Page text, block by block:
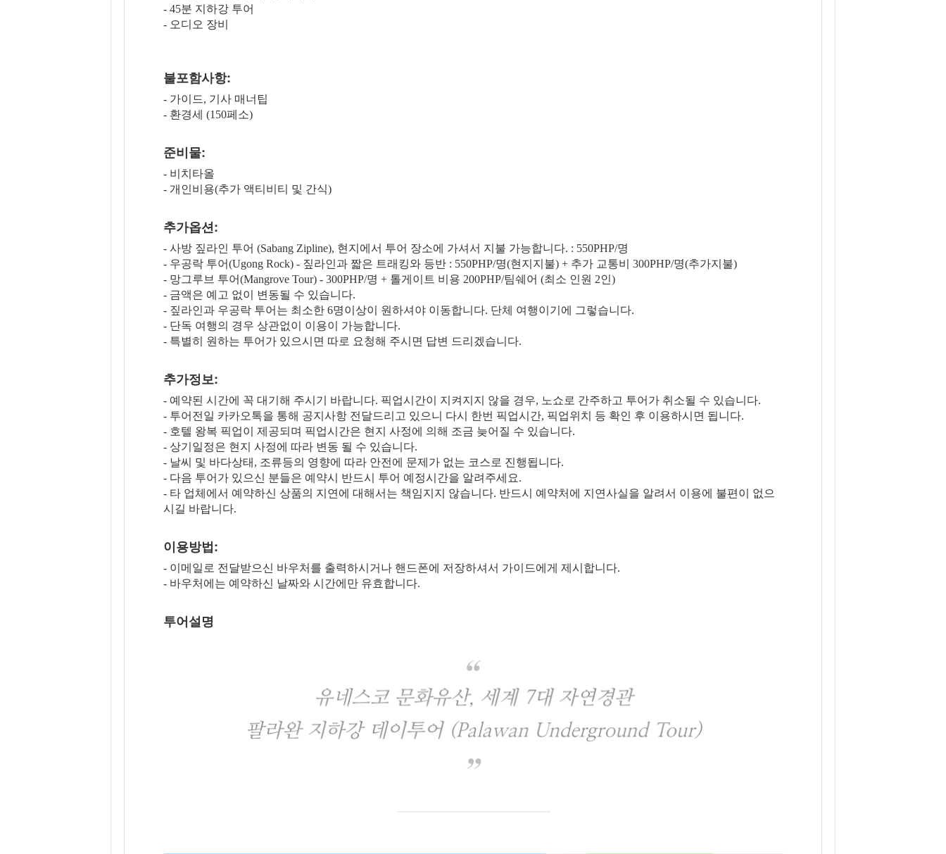
- 45분 지하강 투어
- 오디오 장비
불포함사항:
- 가이드, 기사 매너팁
- 환경세 (150페소)
준비물:
- 비치타올
- 개인비용(추가 액티비티 및 간식)
추가옵션:
- 사방 짚라인 투어 (Sabang Zipline), 현지에서 투어 장소에 가셔서 지불 가능합니다. : 550PHP/명
- 우공락 투어(Ugong Rock) - 짚라인과 짧은 트래킹와 등반 : 550PHP/명(현지지불) + 추가 교통비 300PHP/명(추가지불)
- 망그루브 투어(Mangrove Tour) - 300PHP/명 + 톨게이트 비용 200PHP/팀쉐어 (최소 인원 2인)
- 금액은 예고 없이 변동될 수 있습니다.
- 짚라인과 우공락 투어는 최소한 6명이상이 원하셔야 이동합니다. 단체 여행이기에 그렇습니다.
- 단독 여행의 경우 상관없이 이용이 가능합니다.
- 특별히 원하는 투어가 있으시면 따로 요청해 주시면 답변 드리겠습니다.
추가정보:
- 예약된 시간에 꼭 대기해 주시기 바랍니다. 픽업시간이 지켜지지 않을 경우, 노쇼로 간주하고 투어가 취소될 수 있습니다.
- 투어전일 카카오톡을 통해 공지사항 전달드리고 있으니 다시 한번 픽업시간, 픽업위치 등 확인 후 이용하시면 됩니다.
- 호텔 왕복 픽업이 제공되며 픽업시간은 현지 사정에 의해 조금 늦어질 수 있습니다.
- 상기일정은 현지 사정에 따라 변동 될 수 있습니다.
- 날씨 및 바다상태, 조류등의 영향에 따라 안전에 문제가 없는 코스로 진행됩니다.
- 다음 투어가 있으신 분들은 예약시 반드시 투어 예정시간을 알려주세요.
- 타 업체에서 예약하신 상품의 지연에 대해서는 책임지지 않습니다. 반드시 예약처에 지연사실을 알려서 이용에 불편이 없으
시길 바랍니다.
이용방법:
- 이메일로 전달받으신 바우처를 출력하시거나 핸드폰에 저장하셔서 가이드에게 제시합니다.
- 바우처에는 예약하신 날짜와 시간에만 유효합니다.
투어설명